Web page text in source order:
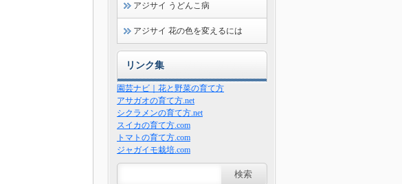
アジサイ うどんこ病
アジサイ 花の色を変えるには
リンク集
園芸ナビ｜花と野菜の育て方
アサガオの育て方.net
シクラメンの育て方.net
スイカの育て方.com
トマトの育て方.com
ジャガイモ栽培.com